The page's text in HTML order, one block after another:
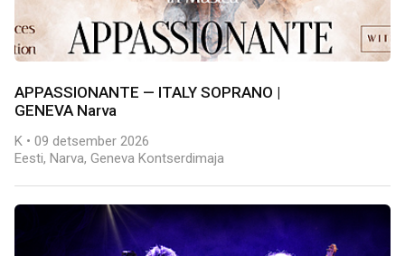
APPASSIONANTE — ITALY SOPRANO |
GENEVA Narva
K • 09 detsember 2026
Eesti, Narva, Geneva Kontserdimaja